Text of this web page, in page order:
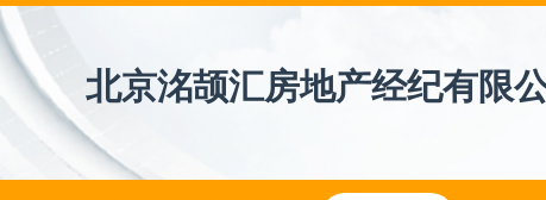
北京洺颉汇房地产经纪有限